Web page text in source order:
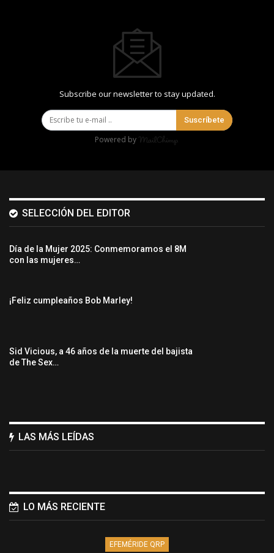
Subscribe our newsletter to stay updated.
Suscríbete
Powered by
SELECCIÓN DEL EDITOR
Día de la Mujer 2025: Conmemoramos el 8M
con las mujeres…
¡Feliz cumpleaños Bob Marley!
Sid Vicious, a 46 años de la muerte del bajista
de The Sex…
LAS MÁS LEÍDAS
LO MÁS RECIENTE
EFEMÉRIDE QRP